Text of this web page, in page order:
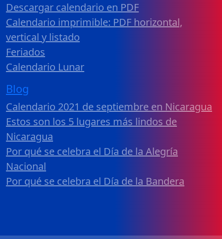
Descargar calendario en PDF
Calendario imprimible: PDF horizontal,
vertical y listado
Feriados
Calendario Lunar
Blog
Calendario 2021 de septiembre en Nicaragua
Estos son los 5 lugares más lindos de
Nicaragua
Por qué se celebra el Día de la Alegría
Nacional
Por qué se celebra el Día de la Bandera